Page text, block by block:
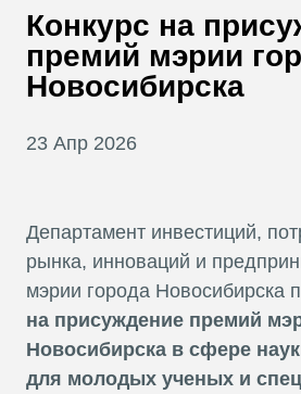
Т
Конкурс на
премий мэрии
Новосибирска
23 Апр 2026
Департамент инвестиций,
рынка, инноваций и
мэрии города Новосибирска
на присуждение премий
Новосибирска в сфере
для молодых ученых и